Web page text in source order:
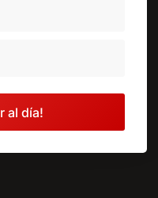
al día!